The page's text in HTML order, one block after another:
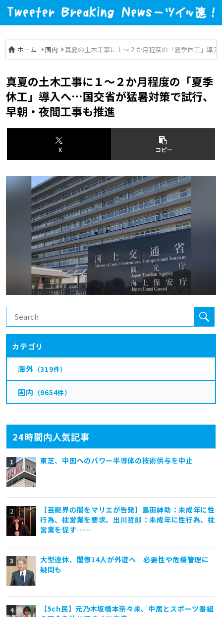
ホーム 国内 真夏の土木工事に１～２か月程度の「夏季休工」導
24時間内人気記事
東芝、中国へのパワー半導体の技術供与を中止
【芸能界の闇をマリエが告発】島田紳助：未成年に性
行為、枕営業を要求。出川哲郎：未成年に性行為、枕
営業を促す……
大型連休、閣僚14人が外遊へ 必要性や危機管理に
疑問も
【5ch民】元乃木坂橋本奈々未、中居とスポーツ番組
真夏の土木工事に１～２か月程度の「夏季
休工」導入へ…国交省が猛暑対策で試行、
早朝・夜間工事も推進
X コピー
カテゴリ
海外 （319件）
国内 （9654件）